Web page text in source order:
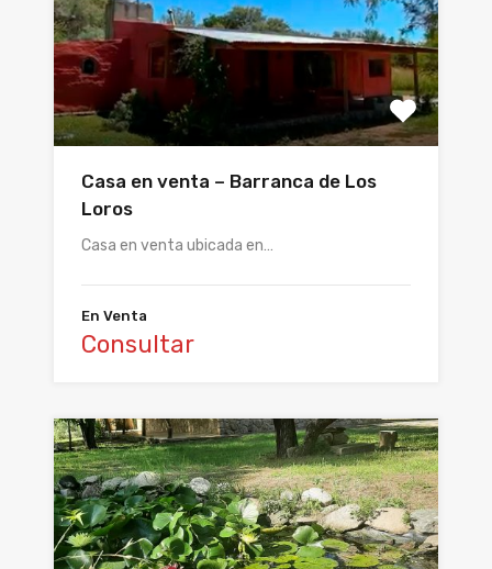
Casa en venta – Barranca de Los
Loros
Casa en venta ubicada en…
En Venta
Consultar